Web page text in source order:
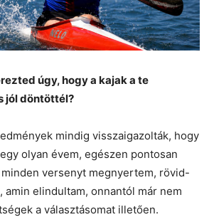
úgy, hogy a kajak a te
jól döntöttél?
mindig visszaigazolták, hogy
olyan évem, egészen pontosan
versenyt megnyertem, rövid-
amin elindultam, onnantól már nem
a választásomat illetően.